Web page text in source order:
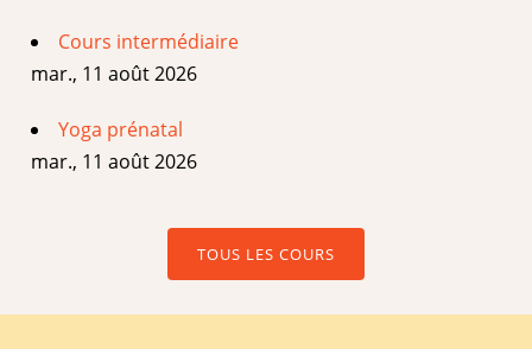
Cours intermédiaire
mar., 11 août 2026
Yoga prénatal
mar., 11 août 2026
TOUS LES COURS